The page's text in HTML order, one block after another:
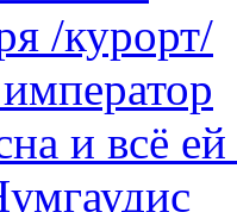
/курорт/
и всё